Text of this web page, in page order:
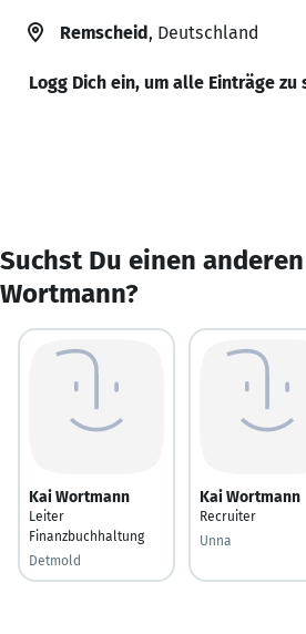
Remscheid, Deutschland
Logg Dich ein, um alle Einträge zu
Suchst Du einen
Wortmann?
Kai Wortmann
Leiter
Finanzbuchhaltung
Detmold
Kai Wortmann
Recruiter
Unna